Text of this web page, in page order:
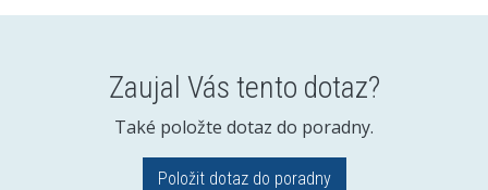
Zaujal Vás tento dotaz?
Také položte dotaz do poradny.
Položit dotaz do poradny